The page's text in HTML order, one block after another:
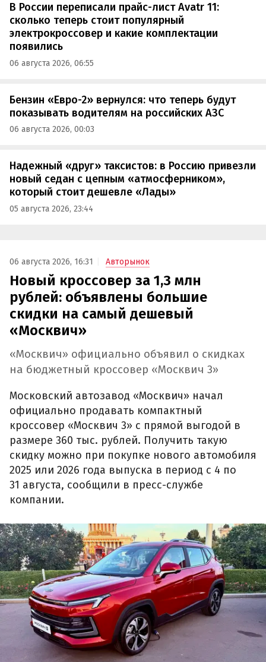
В России переписали прайс-лист Avatr 11:
сколько теперь стоит популярный
электрокроссовер и какие комплектации
появились
06 августа 2026, 06:55
Бензин «Евро-2» вернулся: что теперь будут
показывать водителям на российских АЗС
06 августа 2026, 00:03
Надежный «друг» таксистов: в Россию привезли
новый седан с цепным «атмосферником»,
который стоит дешевле «Лады»
05 августа 2026, 23:44
06 августа 2026, 16:31 Авторынок
Новый кроссовер за 1,3 млн
рублей: объявлены большие
скидки на самый дешевый
«Москвич»
«Москвич» официально объявил о скидках
на бюджетный кроссовер «Москвич 3»
Московский автозавод «Москвич» начал
официально продавать компактный
кроссовер «Москвич 3» с прямой выгодой в
размере 360 тыс. рублей. Получить такую
скидку можно при покупке нового автомобиля
2025 или 2026 года выпуска в период с 4 по
31 августа, сообщили в пресс-службе
компании.